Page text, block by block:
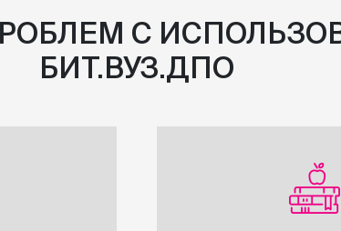
С
БИТ.ВУЗ.ДПО